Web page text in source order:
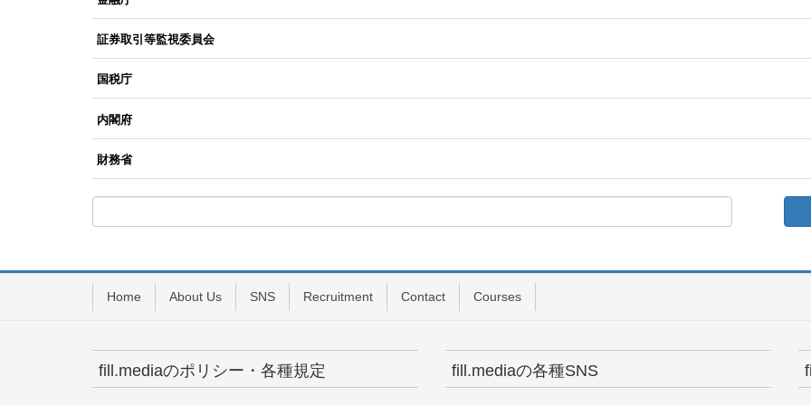
証券取引等監視委員会
国税庁
内閣府
財務省
Home About Us SNS Recruitment Contact Courses
fill.mediaのポリシー・各種規定 fill.mediaの各種SNS